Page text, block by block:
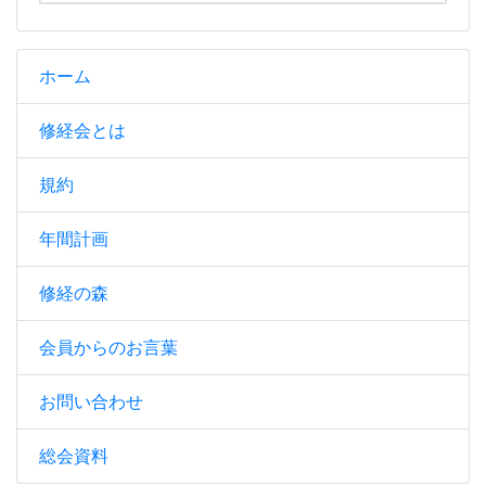
ホーム
修経会とは
規約
年間計画
修経の森
会員からのお言葉
お問い合わせ
総会資料